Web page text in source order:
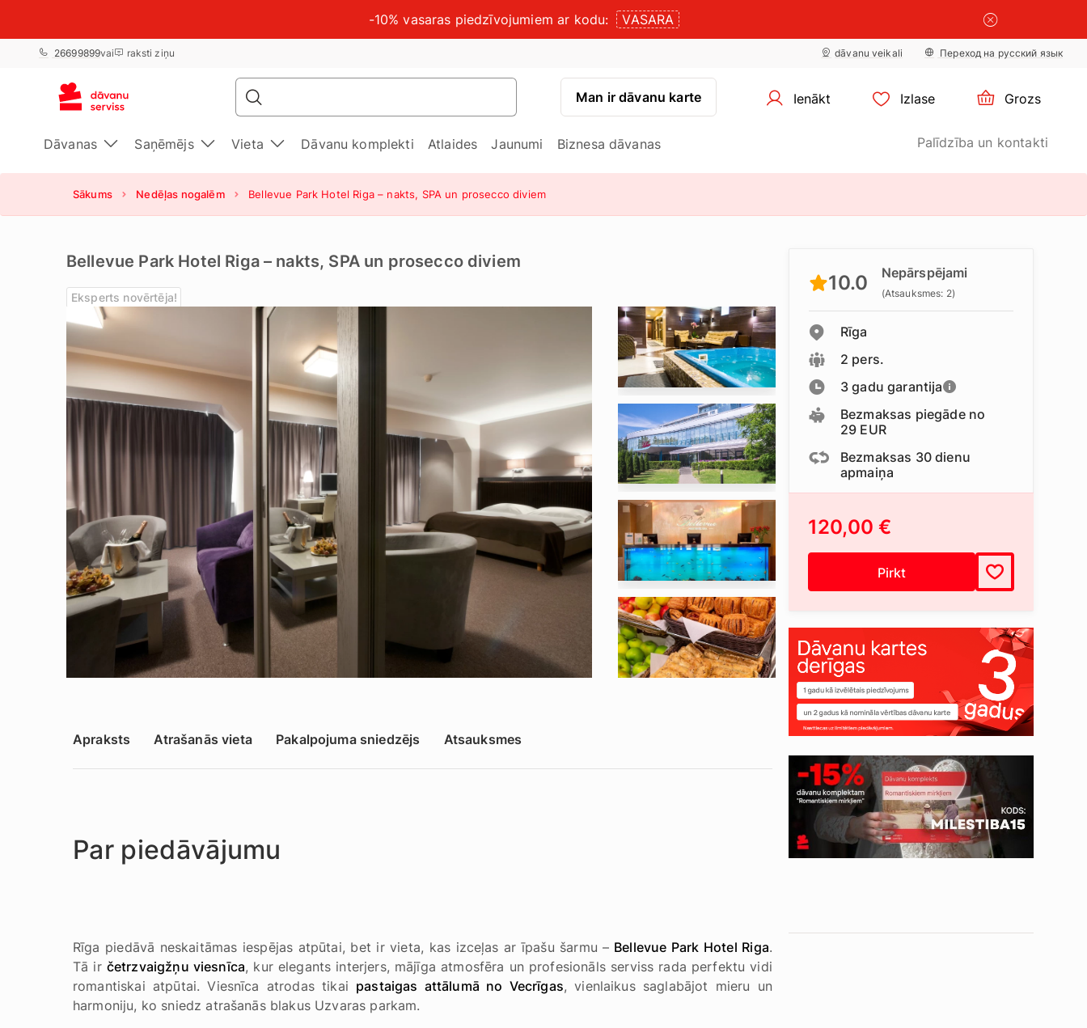
-10% vasaras piedzīvojumiem ar kodu: VASARA
26699899vai raksti ziņu dāvanu veikali Переход на русский язык
Man ir dāvanu karte Ienākt Izlase Grozs
Dāvanas Saņēmējs Vieta Dāvanu komplekti Atlaides Jaunumi Biznesa dāvanas Palīdzība un kontakti
Sākums Nedēļas nogalēm Bellevue Park Hotel Riga – nakts, SPA un prosecco diviem
Bellevue Park Hotel Riga – nakts, SPA un prosecco diviem
Eksperts novērtēja!
10.0 Nepārspējami
(Atsauksmes: 2)
Rīga
2 pers.
3 gadu garantija
Bezmaksas piegāde no
29 EUR
Bezmaksas 30 dienu
apmaiņa
120,00 €
Pirkt
Apraksts Atrašanās vieta Pakalpojuma sniedzējs Atsauksmes
Par piedāvājumu
Rīga piedāvā neskaitāmas iespējas atpūtai, bet ir vieta, kas izceļas ar īpašu šarmu – Bellevue Park Hotel Riga.
Tā ir četrzvaigžņu viesnīca, kur elegants interjers, mājīga atmosfēra un profesionāls serviss rada perfektu vidi
romantiskai atpūtai. Viesnīca atrodas tikai pastaigas attālumā no Vecrīgas, vienlaikus saglabājot mieru un
harmoniju, ko sniedz atrašanās blakus Uzvaras parkam.
sīkdatņu
×